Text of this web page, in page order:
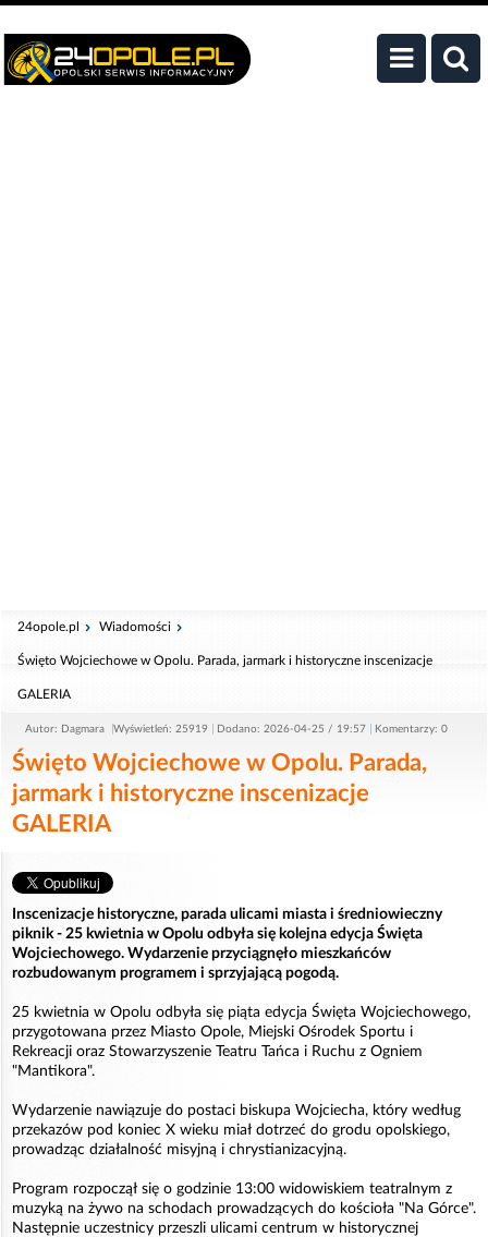
24opole.pl Wiadomości
Święto Wojciechowe w Opolu. Parada, jarmark i historyczne inscenizacje
GALERIA
Autor: Dagmara Wyświetleń: 25919 Dodano: 2026-04-25 / 19:57 Komentarzy: 0
Święto Wojciechowe w Opolu. Parada,
jarmark i historyczne inscenizacje
GALERIA
Inscenizacje historyczne, parada ulicami miasta i średniowieczny
piknik - 25 kwietnia w Opolu odbyła się kolejna edycja Święta
Wojciechowego. Wydarzenie przyciągnęło mieszkańców
rozbudowanym programem i sprzyjającą pogodą.
25 kwietnia w Opolu odbyła się piąta edycja Święta Wojciechowego,
przygotowana przez Miasto Opole, Miejski Ośrodek Sportu i
Rekreacji oraz Stowarzyszenie Teatru Tańca i Ruchu z Ogniem
"Mantikora".
Wydarzenie nawiązuje do postaci biskupa Wojciecha, który według
przekazów pod koniec X wieku miał dotrzeć do grodu opolskiego,
prowadząc działalność misyjną i chrystianizacyjną.
Program rozpoczął się o godzinie 13:00 widowiskiem teatralnym z
muzyką na żywo na schodach prowadzących do kościoła "Na Górce".
Następnie uczestnicy przeszli ulicami centrum w historycznej